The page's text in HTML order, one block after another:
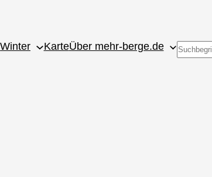
Winter KarteÜber mehr-berge.de Suchen